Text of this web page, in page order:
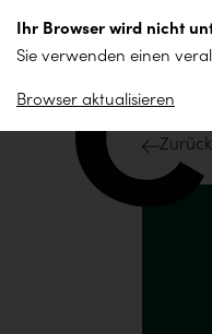
Inhalt
springen
Ihr Browser wird nicht
Sie verwenden einen
Browser aktualisieren